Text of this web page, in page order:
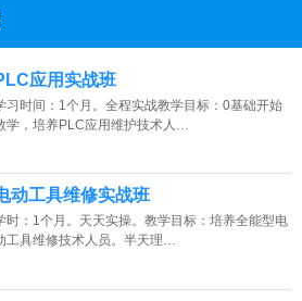
13807313137
应用实战班
习时间：1个月。全程实战教学目标：0基础开始
学，培养PLC应用维护技术人…
动工具维修实战班
时：1个月。天天实操。教学目标：培养全能型电
工具维修技术人员。半天理…